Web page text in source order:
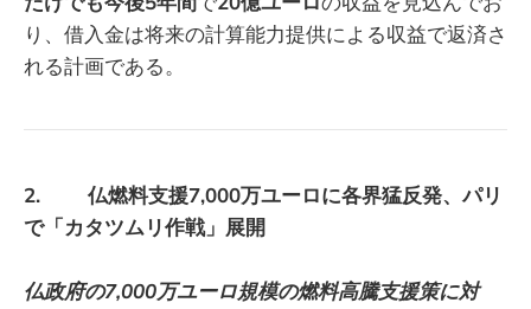
り、借入金は将来の計算能力提供による収益で返済さ
れる計画である。
2. 仏燃料支援7,000万ユーロに各界猛反発、パリ
で「カタツムリ作戦」展開
仏政府の7,000万ユーロ規模の燃料高騰支援策に対